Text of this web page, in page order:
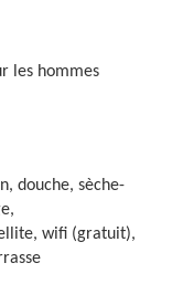
les hommes
douche, sèche-
wifi (gratuit),